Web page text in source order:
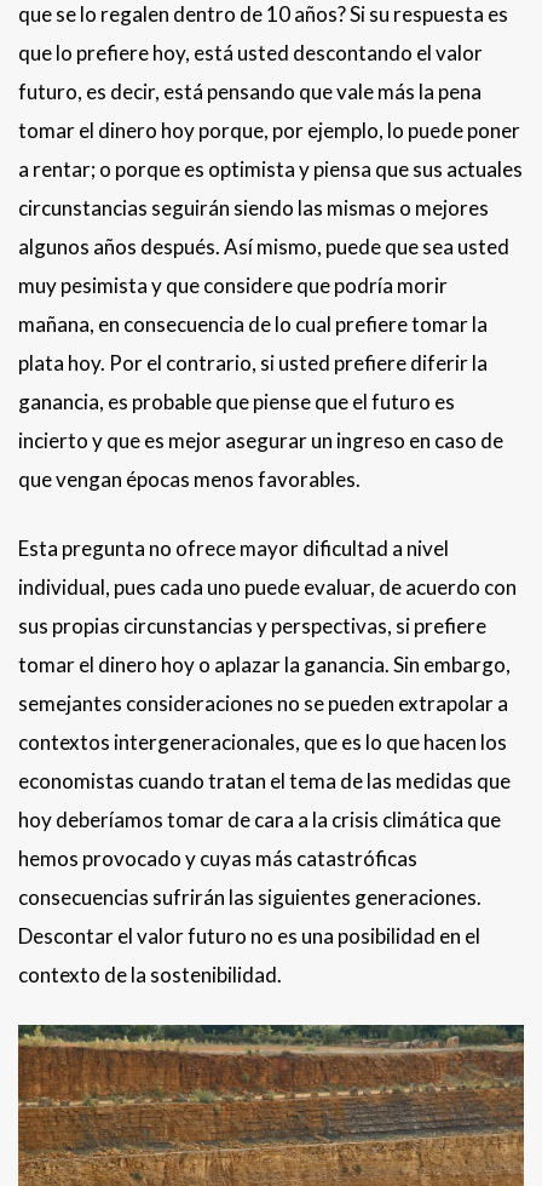
que se lo regalen dentro de 10 años? Si su respuesta es
que lo prefiere hoy, está usted descontando el valor
futuro, es decir, está pensando que vale más la pena
tomar el dinero hoy porque, por ejemplo, lo puede poner
a rentar; o porque es optimista y piensa que sus actuales
circunstancias seguirán siendo las mismas o mejores
algunos años después. Así mismo, puede que sea usted
muy pesimista y que considere que podría morir
mañana, en consecuencia de lo cual prefiere tomar la
plata hoy. Por el contrario, si usted prefiere diferir la
ganancia, es probable que piense que el futuro es
incierto y que es mejor asegurar un ingreso en caso de
que vengan épocas menos favorables.
Esta pregunta no ofrece mayor dificultad a nivel
individual, pues cada uno puede evaluar, de acuerdo con
sus propias circunstancias y perspectivas, si prefiere
tomar el dinero hoy o aplazar la ganancia. Sin embargo,
semejantes consideraciones no se pueden extrapolar a
contextos intergeneracionales, que es lo que hacen los
economistas cuando tratan el tema de las medidas que
hoy deberíamos tomar de cara a la crisis climática que
hemos provocado y cuyas más catastróficas
consecuencias sufrirán las siguientes generaciones.
Descontar el valor futuro no es una posibilidad en el
contexto de la sostenibilidad.